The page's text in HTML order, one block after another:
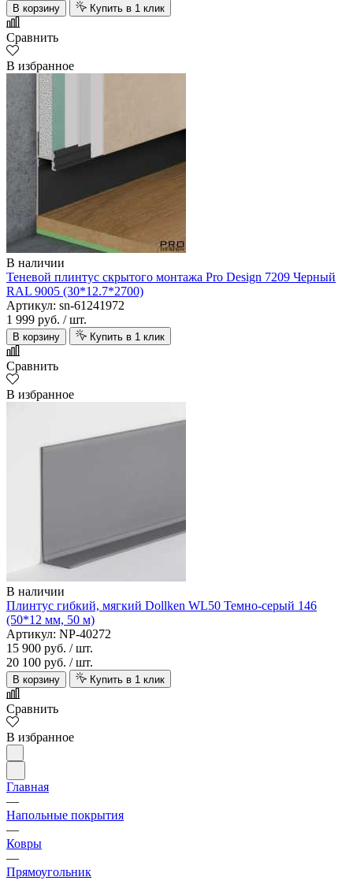
В корзину Купить в 1 клик
Сравнить
В избранное
В наличии
Теневой плинтус скрытого монтажа Pro Design 7209 Черный
RAL 9005 (30*12.7*2700)
Артикул: sn-61241972
1 999 руб. / шт.
В корзину Купить в 1 клик
Сравнить
В избранное
В наличии
Плинтус гибкий, мягкий Dollken WL50 Темно-серый 146
(50*12 мм, 50 м)
Артикул: NP-40272
15 900 руб. / шт.
20 100 руб. / шт.
В корзину Купить в 1 клик
Сравнить
В избранное
Главная
—
Напольные покрытия
—
Ковры
—
Прямоугольник